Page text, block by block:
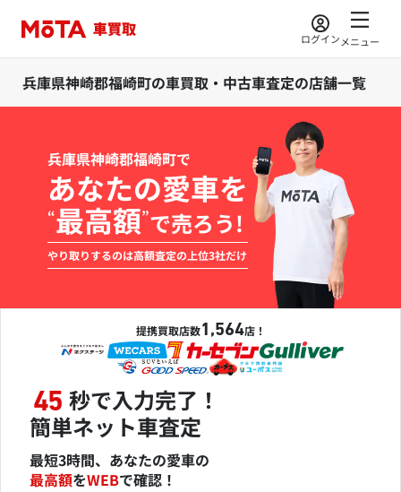
ログインメニュー
兵庫県神崎郡福崎町の車買取・中古車査定の店舗一覧
兵庫県神崎郡福崎町で
あなたの愛車を
“最高額”で売ろう!
やり取りするのは高額査定の上位3社だけ
提携買取店数1,564店！
45 秒で入力完了！
簡単ネット車査定
最短3時間、あなたの愛車の
最高額をWEBで確認！